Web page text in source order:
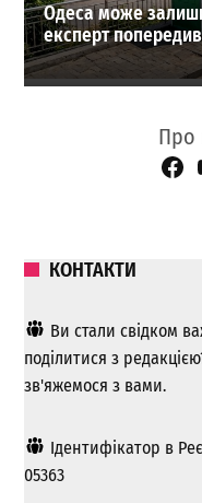
Одеса може
експерт
Про
КОНТАКТИ
Ви стали свідком
поділитися з
зв'яжемося з вами.
Ідентифікатор в
05363